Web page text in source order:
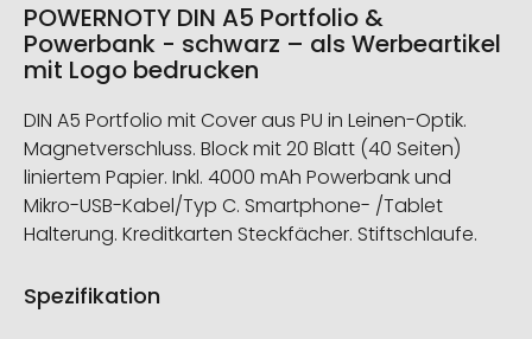
POWERNOTY DIN A5 Portfolio &
Powerbank - schwarz – als Werbeartikel
mit Logo bedrucken
DIN A5 Portfolio mit Cover aus PU in Leinen-Optik.
Magnetverschluss. Block mit 20 Blatt (40 Seiten)
liniertem Papier. Inkl. 4000 mAh Powerbank und
Mikro-USB-Kabel/Typ C. Smartphone- /Tablet
Halterung. Kreditkarten Steckfächer. Stiftschlaufe.
Spezifikation